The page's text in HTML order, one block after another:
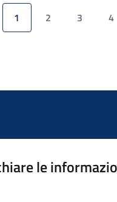
1 2 3 4
le